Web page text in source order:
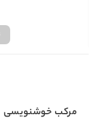
مرکب خوشنویسی